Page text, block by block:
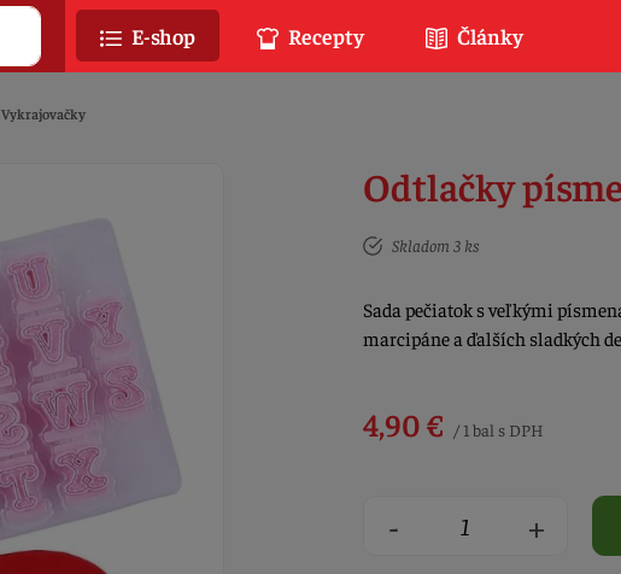
Vykrajovačky
Odtlačky
Skladom 3 ks
Sada pečiatok s veľkými
marcipáne a ďalších sladkých
4,90 € / 1 bal s DPH
- +
E-shop Recepty Články